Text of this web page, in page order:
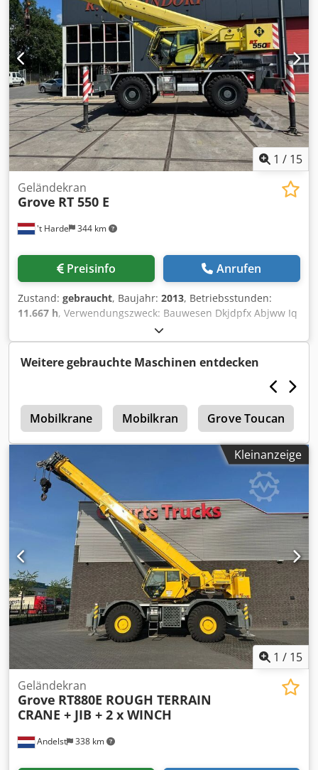
GRT8100 Dsdpjwud Ihsfx Abvjkr Zustand Technischer
Zustand: sehr gut Optischer Zustand: sehr gut Finanzielle
Informationen Preis: Auf Anfrage GROVE GRT8100 ROUGH
TERRAIN CRANE
1 / 15
't Harde 344 km
Geländekran
Grove RT 550 E
Preisinfo Anrufen
Zustand: gebraucht, Baujahr: 2013, Betriebsstunden:
11.667 h, Verwendungszweck: Bauwesen Dkjdpfx Abjww Iq
Eovjr Wenden Sie sich an Theo Lelie, um weitere
Informationen zu erhalten.
Weitere gebrauchte Maschinen entdecken
Mobilkrane Mobilkran Grove Toucan
Kleinanzeige
1 / 15
Andelst 338 km
Geländekran
Grove RT880E ROUGH TERRAIN
CRANE + JIB + 2 x WINCH